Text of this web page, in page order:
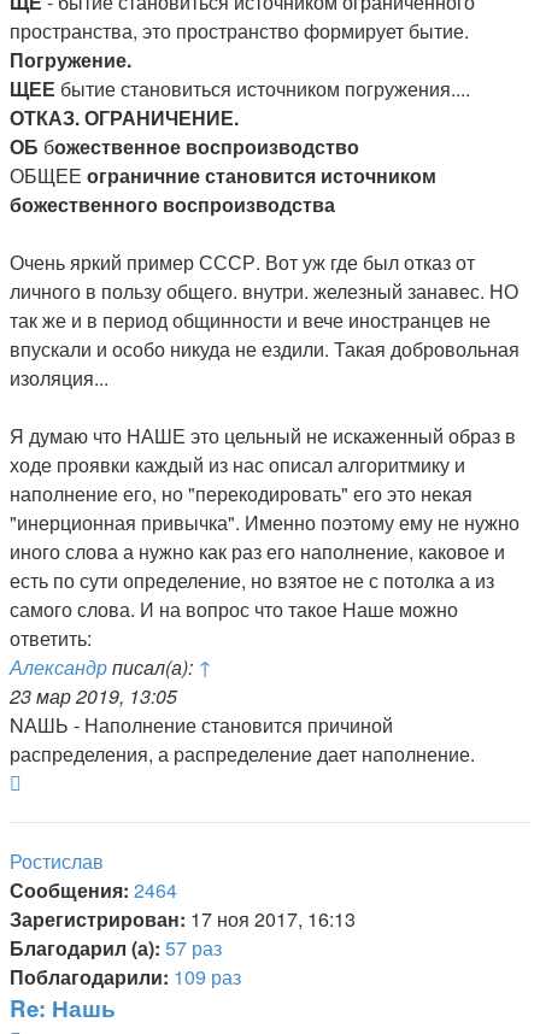
пространства, это пространство формирует бытие.
Погружение.
ЩЕЕ бытие становиться источником погружения....
ОТКАЗ. ОГРАНИЧЕНИЕ.
ОБ божественное воспроизводство
ОБЩЕЕ ограничние становится источником
божественного воспроизводства
Очень яркий пример СССР. Вот уж где был отказ от
личного в пользу общего. внутри. железный занавес. НО
так же и в период общинности и вече иностранцев не
впускали и особо никуда не ездили. Такая добровольная
изоляция...
Я думаю что НАШЕ это цельный не искаженный образ в
ходе проявки каждый из нас описал алгоритмику и
наполнение его, но "перекодировать" его это некая
"инерционная привычка". Именно поэтому ему не нужно
иного слова а нужно как раз его наполнение, каковое и
есть по сути определение, но взятое не с потолка а из
самого слова. И на вопрос что такое Наше можно
ответить:
Александрписал(а): ↑
23 мар 2019, 13:05
NАШЬ - Наполнение становится причиной
распределения, а распределение дает наполнение.
Ростислав
Сообщения: 2464
Зарегистрирован: 17 ноя 2017, 16:13
Благодарил (а): 57 раз
Поблагодарили: 109 раз
Re: Нашь